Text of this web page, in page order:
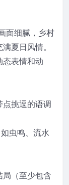
面细腻，乡村
夏日风情。
表情和动
挑逗的语调
虫鸣、流水
（至少包含